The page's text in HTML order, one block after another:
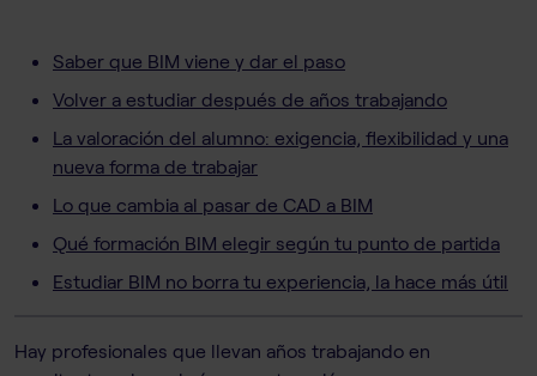
Saber que BIM viene y dar el paso
Volver a estudiar después de años trabajando
La valoración del alumno: exigencia, flexibilidad y una
nueva forma de trabajar
Lo que cambia al pasar de CAD a BIM
Qué formación BIM elegir según tu punto de partida
Estudiar BIM no borra tu experiencia, la hace más útil
Hay profesionales que llevan años trabajando en